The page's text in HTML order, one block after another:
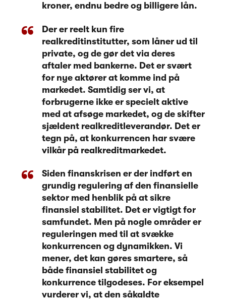
kroner, endnu bedre og billigere lån.
Der er reelt kun fire
realkreditinstitutter, som låner ud til
private, og de gør det via deres
aftaler med bankerne. Det er svært
for nye aktører at komme ind på
markedet. Samtidig ser vi, at
forbrugerne ikke er specielt aktive
med at afsøge markedet, og de skifter
sjældent realkreditleverandør. Det er
tegn på, at konkurrencen har svære
vilkår på realkreditmarkedet.
Siden finanskrisen er der indført en
grundig regulering af den finansielle
sektor med henblik på at sikre
finansiel stabilitet. Det er vigtigt for
samfundet. Men på nogle områder er
reguleringen med til at svække
konkurrencen og dynamikken. Vi
mener, det kan gøres smartere, så
både finansiel stabilitet og
konkurrence tilgodeses. For eksempel
vurderer vi, at den såkaldte